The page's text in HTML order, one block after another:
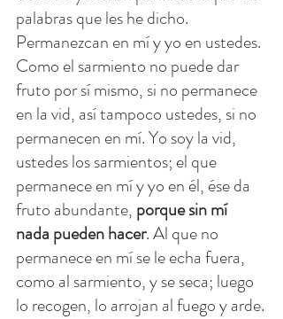
palabras que les he dicho.
Permanezcan en mí y yo en ustedes.
Como el sarmiento no puede dar
fruto por sí mismo, si no permanece
en la vid, así tampoco ustedes, si no
permanecen en mí. Yo soy la vid,
ustedes los sarmientos; el que
permanece en mí y yo en él, ése da
fruto abundante, porque sin mí
nada pueden hacer. Al que no
permanece en mí se le echa fuera,
como al sarmiento, y se seca; luego
lo recogen, lo arrojan al fuego y arde.